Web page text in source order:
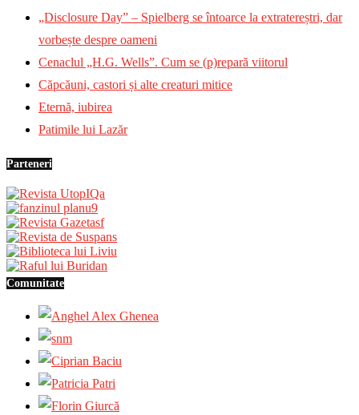
„Disclosure Day” – Spielberg se întoarce la extratereștri, dar
vorbește despre oameni
Cenaclul „H.G. Wells”. Cum se (p)repară viitorul
Căpcăuni, castori și alte creaturi mitice
Eternă, iubirea
Patimile lui Lazăr
Parteneri
Comunitate